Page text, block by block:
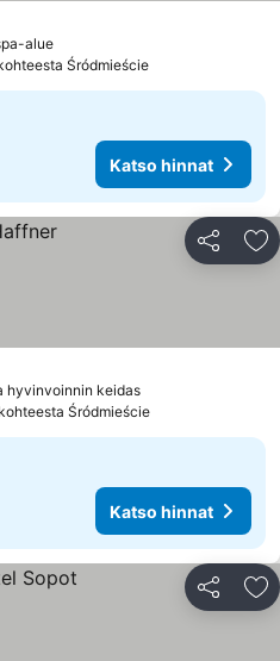
alueKatso hinnat
hinnat
Śródmieście
Katso hinnat
Jaa
hyvinvoinnin keidasKatso hinnat
Śródmieście
Katso hinnat
Jaa